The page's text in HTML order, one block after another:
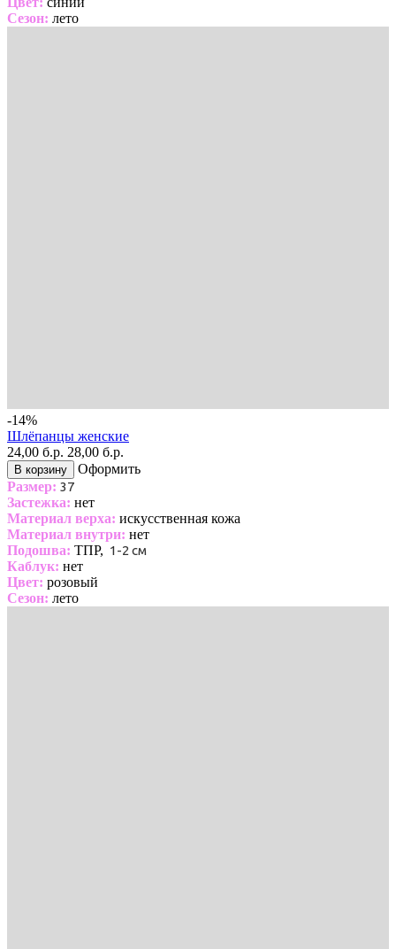
Сезон: лето
-14%
Шлёпанцы женские
24,00 б.р. 28,00 б.р.
В корзину
Оформить
Размер: 37
Застежка: нет
Материал верха: искусственная кожа
Материал внутри: нет
Подошва: ТПР, 1-2 см
Каблук: нет
Цвет: розовый
Сезон: лето